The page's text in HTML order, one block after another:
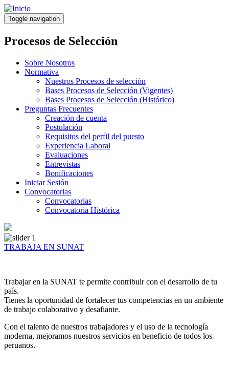
Pasar
al
contenido
principal
Toggle navigation
Procesos de Selección
Sobre Nosotros
Normativa
Nuestros Procesos de selección
Bases Procesos de Selección (Vigentes)
Bases Procesos de Selección (Histórico)
Preguntas Frecuentes
Creación de cuenta
Postulación
Requisitos del perfil del puesto
Experiencia Laboral
Evaluaciones
Entrevistas
Bonificaciones
Iniciar Sesión
Convocatorias
Convocatorias
Convocatoria Histórica
TRABAJA EN SUNAT
Trabajar en la SUNAT te permite contribuir con el desarrollo de tu
país.
Tienes la oportunidad de fortalecer tus competencias en un ambiente
de trabajo colaborativo y desafiante.
Con el talento de nuestros trabajadores y el uso de la tecnología
moderna, mejoramos nuestros servicios en beneficio de todos los
peruanos.